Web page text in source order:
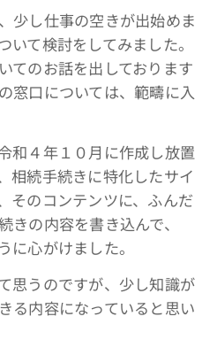
少し仕事の空きが出始めま
いて検討をしてみました。
てのお話を出しております
窓口については、範疇に入
和４年１０月に作成し放置
相続手続きに特化したサイ
そのコンテンツに、ふんだ
きの内容を書き込んで、
に心がけました。
思うのですが、少し知識が
る内容になっていると思い